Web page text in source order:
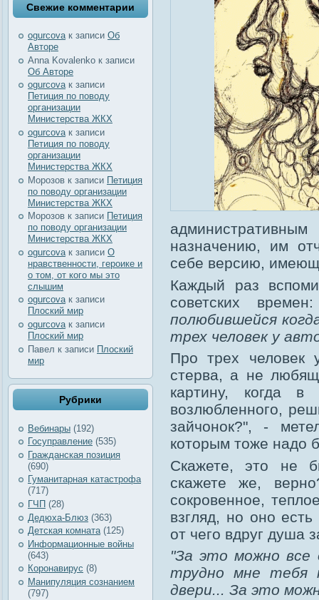
Свежие комментарии
ogurcovaк записи Об
Авторе
Anna Kovalenko к записи
Об Авторе
ogurcovaк записи
Петиция по поводу
организации
Министерства ЖКХ
ogurcova к записи
Петиция по поводу
организации
Министерства ЖКХ
Морозов к записи Петиция
по поводу организации
Министерства ЖКХ
Морозов к записи Петиция
по поводу организации
Министерства ЖКХ
ogurcova к записи О
нравственности, героике и
о том, от кого мы это
слышим
ogurcovaк записи
Плоский мир
ogurcova к записи
Плоский мир
Павел к записи Плоский
мир
Рубрики
Вебинары (192)
Госуправление (535)
Гражданская позиция
(690)
Гуманитарная катастрофа
(717)
ГЧП (28)
Дедюха-Блюз (363)
Детская комната(125)
Информационные войны
(643)
Коронавирус (8)
Манипуляция сознанием
(797)
назначению, им
себе версию,
Каждый раз
советских
полюбившейся
трех человек у
Про трех человек
стерва, а не
картину, когда в
возлюбленного,
зайчонок?", -
которым тоже надо
Скажете, это не
скажете же,
сокровенное,
взгляд, но оно
от чего вдруг душа
"За это можно
трудно мне тебя
двери... За это